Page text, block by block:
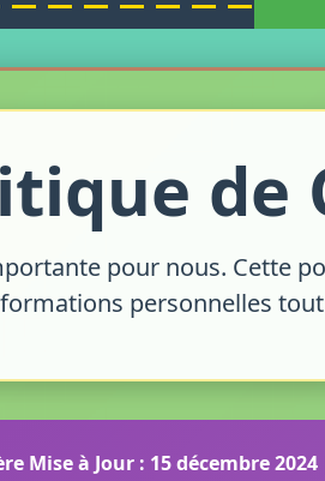
pour nous. Cette
personnelles
Mise à Jour : 15 décembre